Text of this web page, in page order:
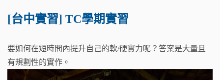
[台中實習] TC學期實習
要如何在短時間內提升自己的軟/硬實力呢？答案是大量且
有規劃性的實作。